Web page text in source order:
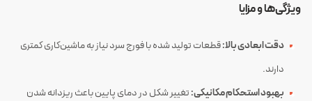
ویژگی‌ها و مزایا
دقت ابعادی بالا:قطعات تولید شده با فورج سرد نیاز به ماشین‌کاری کمتری
دارند.
بهبود استحکام مکانیکی:تغییر شکل در دمای پایین باعث ریزدانه شدن